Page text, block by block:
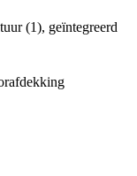
(1), geïntegreerd